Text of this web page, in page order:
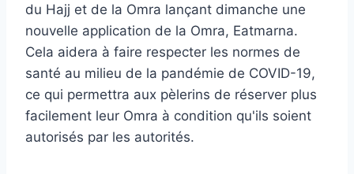
du Hajj et de la Omra lançant dimanche une
nouvelle application de la Omra, Eatmarna.
Cela aidera à faire respecter les normes de
santé au milieu de la pandémie de COVID-19,
ce qui permettra aux pèlerins de réserver plus
facilement leur Omra à condition qu'ils soient
autorisés par les autorités.